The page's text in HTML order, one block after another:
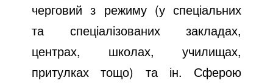
черговий з режиму (у спеціальних
та спеціалізованих закладах,
центрах, школах, училищах,
притулках тощо) та ін. Сферою